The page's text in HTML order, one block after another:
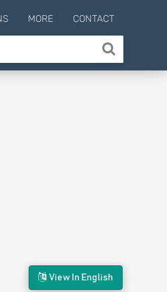
MORE CONTACT
View In English